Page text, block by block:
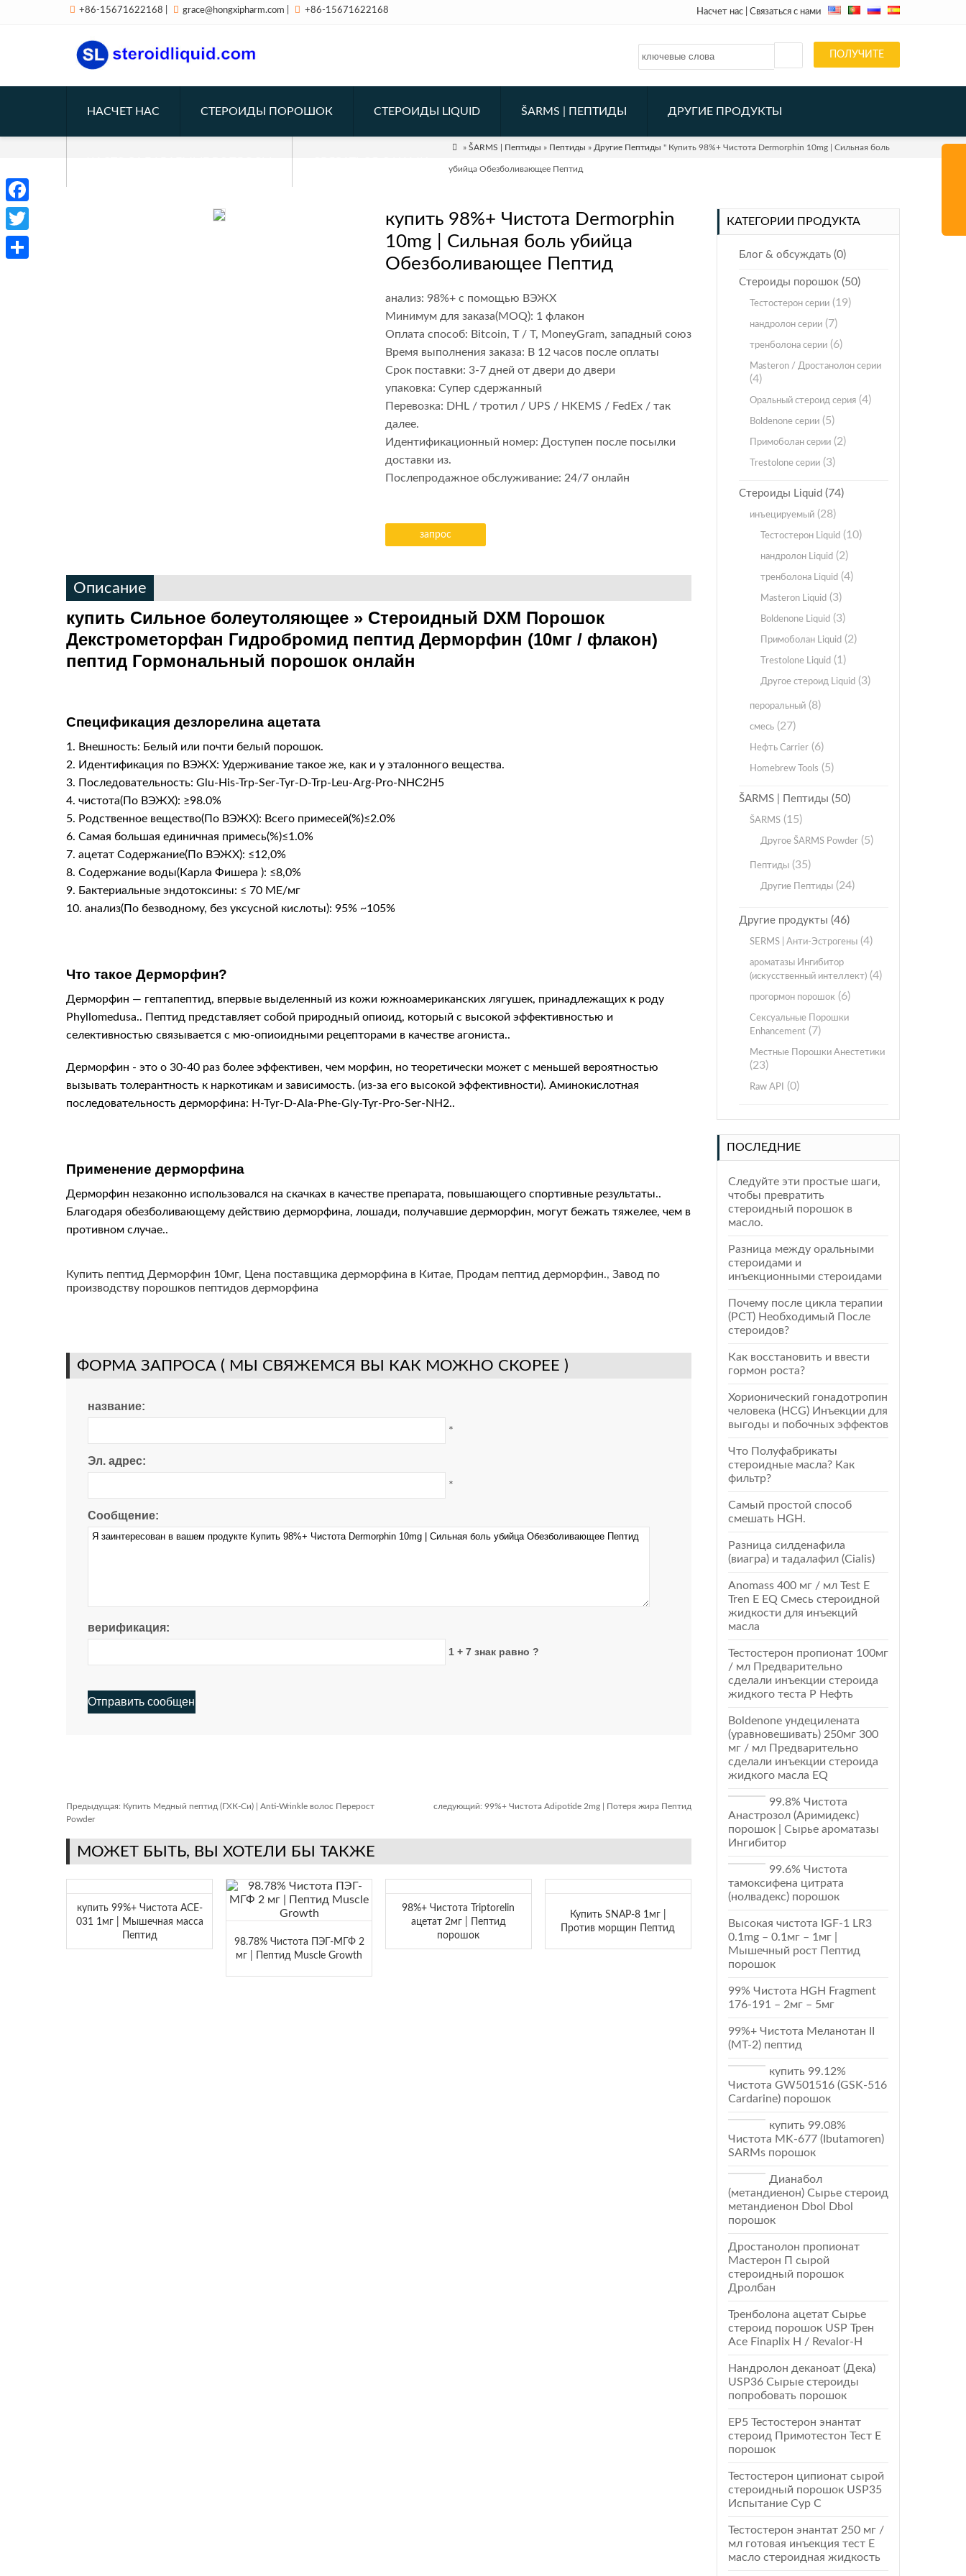
 +86-15671622168  grace@hongxipharm.com  +86-15671622168 Насчет нас |Связаться с нами
ПОЛУЧИТЕ
НАСЧЕТ НАС СТЕРОИДЫ ПОРОШОК СТЕРОИДЫ LIQUID ŠARMS | ПЕПТИДЫ ДРУГИЕ ПРОДУКТЫ
 » ŠARMS | Пептиды » Пептиды » Другие Пептиды " Купить 98%+ Чистота Dermorphin 10mg | Сильная боль
убийца Обезболивающее Пептид
купить 98%+ Чистота Dermorphin
10mg | Сильная боль убийца
Обезболивающее Пептид
анализ: 98%+ с помощью ВЭЖХ
Минимум для заказа(MOQ): 1 флакон
Оплата способ: Bitcoin, T / T, MoneyGram, западный союз
Время выполнения заказа: В 12 часов после оплаты
Срок поставки: 3-7 дней от двери до двери
упаковка: Супер сдержанный
Перевозка: DHL / тротил / UPS / HKEMS / FedEx / так
далее.
Идентификационный номер: Доступен после посылки
доставки из.
Послепродажное обслуживание: 24/7 онлайн
запрос
Описание
купить Сильное болеутоляющее » Стероидный DXM Порошок
Декстрометорфан Гидробромид пептид Дерморфин (10мг / флакон)
пептид Гормональный порошок онлайн
Спецификация дезлорелина ацетата
1. Внешность: Белый или почти белый порошок.
2. Идентификация по ВЭЖХ: Удерживание такое же, как и у эталонного вещества.
3. Последовательность: Glu-His-Trp-Ser-Tyr-D-Trp-Leu-Arg-Pro-NHC2H5
4. чистота(По ВЭЖХ): ≥98.0%
5. Родственное вещество(По ВЭЖХ): Всего примесей(%)≤2.0%
6. Самая большая единичная примесь(%)≤1.0%
7. ацетат Содержание(По ВЭЖХ): ≤12,0%
8. Содержание воды(Карла Фишера ): ≤8,0%
9. Бактериальные эндотоксины: ≤ 70 МЕ/мг
10. анализ(По безводному, без уксусной кислоты): 95% ~105%
Что такое Дерморфин?
Дерморфин — гептапептид, впервые выделенный из кожи южноамериканских лягушек, принадлежащих к роду
Phyllomedusa.. Пептид представляет собой природный опиоид, который с высокой эффективностью и
селективностью связывается с мю-опиоидными рецепторами в качестве агониста..
Дерморфин - это о 30-40 раз более эффективен, чем морфин, но теоретически может с меньшей вероятностью
вызывать толерантность к наркотикам и зависимость. (из-за его высокой эффективности). Аминокислотная
последовательность дерморфина: H-Tyr-D-Ala-Phe-Gly-Tyr-Pro-Ser-NH2..
Применение дерморфина
Дерморфин незаконно использовался на скачках в качестве препарата, повышающего спортивные результаты..
Благодаря обезболивающему действию дерморфина, лошади, получавшие дерморфин, могут бежать тяжелее, чем в
противном случае..
Купить пептид Дерморфин 10мг, Цена поставщика дерморфина в Китае, Продам пептид дерморфин., Завод по
производству порошков пептидов дерморфина
ФОРМА ЗАПРОСА ( МЫ СВЯЖЕМСЯ ВЫ КАК МОЖНО СКОРЕЕ )
название:
*
Эл. адрес:
*
Сообщение:
верификация:
1 + 7 знак равно ?
Предыдущая: Купить Медный пептид (ГХК-Си) | Anti-Wrinkle волос Перерост
Powder
следующий: 99%+ Чистота Adipotide 2mg | Потеря жира Пептид
МОЖЕТ БЫТЬ, ВЫ ХОТЕЛИ БЫ ТАКЖЕ
купить 99%+ Чистота ACE-
031 1мг | Мышечная масса
Пептид
98.78% Чистота ПЭГ-МГФ 2
мг | Пептид Muscle Growth
98%+ Чистота Triptorelin
ацетат 2мг | Пептид
порошок
Купить SNAP-8 1мг |
Против морщин Пептид
КАТЕГОРИИ ПРОДУКТА
Блог & обсуждать(0)
Стероиды порошок (50)
Тестостерон серии(19)
нандролон серии(7)
тренболона серии(6)
Masteron / Дростанолон серии
(4)
Оральный стероид серия(4)
Boldenone серии(5)
Примоболан серии(2)
Trestolone серии(3)
Стероиды Liquid (74)
инъецируемый(28)
Тестостерон Liquid(10)
нандролон Liquid(2)
тренболона Liquid(4)
Masteron Liquid(3)
Boldenone Liquid(3)
Примоболан Liquid(2)
Trestolone Liquid(1)
Другое стероид Liquid(3)
пероральный(8)
смесь(27)
Нефть Carrier(6)
Homebrew Tools (5)
ŠARMS | Пептиды (50)
ŠARMS(15)
Другое ŠARMS Powder(5)
Пептиды(35)
Другие Пептиды(24)
Другие продукты (46)
SERMS | Анти-Эстрогены(4)
ароматазы Ингибитор
(искусственный интеллект)(4)
прогормон порошок (6)
Сексуальные Порошки
Enhancement(7)
Местные Порошки Анестетики
(23)
Raw API (0)
ПОСЛЕДНИЕ
Следуйте эти простые шаги,
чтобы превратить
стероидный порошок в
масло.
Разница между оральными
стероидами и
инъекционными стероидами
Почему после цикла терапии
(РСТ) Необходимый После
стероидов?
Как восстановить и ввести
гормон роста?
Хорионический гонадотропин
человека (HCG) Инъекции для
выгоды и побочных эффектов
Что Полуфабрикаты
стероидные масла? Как
фильтр?
Самый простой способ
смешать HGH.
Разница силденафила
(виагра) и тадалафил (Cialis)
Anomass 400 мг / мл Test E
Tren E EQ Смесь стероидной
жидкости для инъекций
масла
Тестостерон пропионат 100мг
/ мл Предварительно
сделали инъекции стероида
жидкого теста Р Нефть
Boldenone ундецилената
(уравновешивать) 250мг 300
мг / мл Предварительно
сделали инъекции стероида
жидкого масла EQ
99.8% Чистота
Анастрозол (Аримидекс)
порошок | Сырье ароматазы
Ингибитор
99.6% Чистота
тамоксифена цитрата
(нолвадекс) порошок
Высокая чистота IGF-1 LR3
0.1mg – 0.1мг – 1мг |
Мышечный рост Пептид
порошок
99% Чистота HGH Fragment
176-191 – 2мг – 5мг
99%+ Чистота Меланотан II
(МТ-2) пептид
купить 99.12%
Чистота GW501516 (GSK-516
Cardarine) порошок
купить 99.08%
Чистота MK-677 (Ibutamoren)
SARMs порошок
Дианабол
(метандиенон) Сырье стероид
метандиенон Dbol Dbol
порошок
Дростанолон пропионат
Мастерон П сырой
стероидный порошок
Дролбан
Тренболона ацетат Сырье
стероид порошок USP Трен
Ace Finaplix H / Revalor-Н
Нандролон деканоат (Дека)
USP36 Сырые стероиды
попробовать порошок
EP5 Тестостерон энантат
стероид Примотестон Тест Е
порошок
Тестостерон ципионат сырой
стероидный порошок USP35
Испытание Cyp C
Тестостерон энантат 250 мг /
мл готовая инъекция тест E
масло стероидная жидкость
Facebook
Twitter